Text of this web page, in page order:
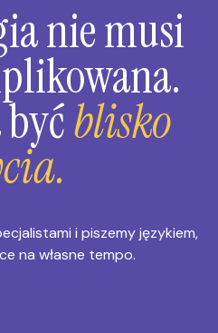
nie musi
blisko
i piszemy językiem,
na własne tempo.